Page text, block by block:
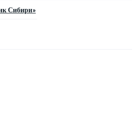
Сибири»